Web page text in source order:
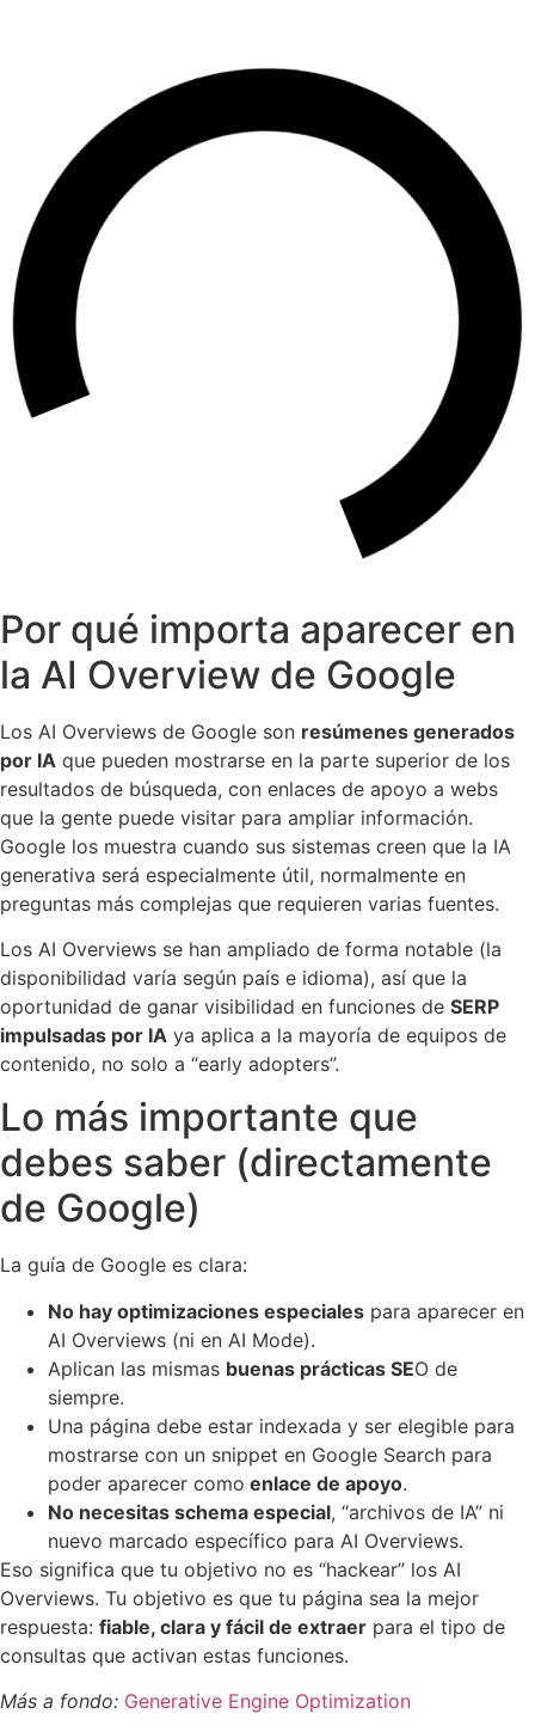
Por qué importa aparecer en
la AI Overview de Google
Los AI Overviews de Google son resúmenes generados
por IA que pueden mostrarse en la parte superior de los
resultados de búsqueda, con enlaces de apoyo a webs
que la gente puede visitar para ampliar información.
Google los muestra cuando sus sistemas creen que la IA
generativa será especialmente útil, normalmente en
preguntas más complejas que requieren varias fuentes.
Los AI Overviews se han ampliado de forma notable (la
disponibilidad varía según país e idioma), así que la
oportunidad de ganar visibilidad en funciones de SERP
impulsadas por IA ya aplica a la mayoría de equipos de
contenido, no solo a “early adopters”.
Lo más importante que
debes saber (directamente
de Google)
La guía de Google es clara:
No hay optimizaciones especiales para aparecer en
AI Overviews (ni en AI Mode).
Aplican las mismas buenas prácticas SEO de
siempre.
Una página debe estar indexada y ser elegible para
mostrarse con un snippet en Google Search para
poder aparecer como enlace de apoyo.
No necesitas schema especial, “archivos de IA” ni
nuevo marcado específico para AI Overviews.
Eso significa que tu objetivo no es “hackear” los AI
Overviews. Tu objetivo es que tu página sea la mejor
respuesta: fiable, clara y fácil de extraer para el tipo de
consultas que activan estas funciones.
Más a fondo: Generative Engine Optimization